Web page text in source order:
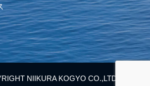
NIIKURA KOGYO CO.,LTD. ALL